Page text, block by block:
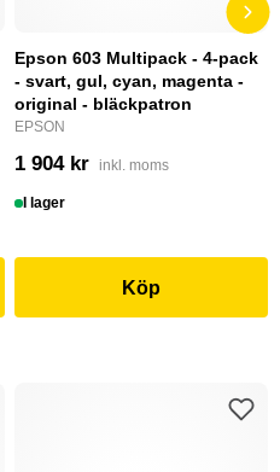
Epson 603 Multipack - 4-pack
- svart, gul, cyan, magenta -
original - bläckpatron
EPSON
1 904 kr inkl. moms
I lager
Köp